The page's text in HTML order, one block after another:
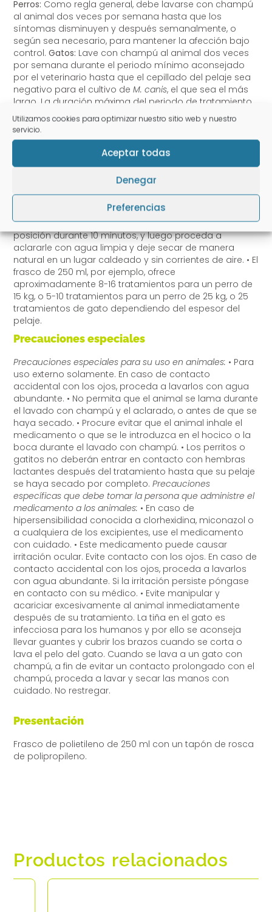
Utilizamos cookies para optimizar nuestro sitio web y nuestro
servicio.
Aceptar todas
Denegar
Preferencias
Perros: Como regla general, debe lavarse con champú
al animal dos veces por semana hasta que los
síntomas disminuyen y después semanalmente, o
según sea necesario, para mantener la afección bajo
control.Gatos: Lave con champú al animal dos veces
por semana durante el periodo mínimo aconsejado
por el veterinario hasta que el cepillado del pelaje sea
negativo para el cultivo deM. canis, el que sea el más
largo. La duración máxima del periodo de tratamiento
no deberá superar las 16 semanas. Deberá consultar al
veterinario sobre si es necesario esquilar el pelaje del
gato antes del tratamiento. • Moje por completo al
animal con agua limpia y aplique y masajee el
Champú para perros y gatos, en diversos
puntos de su pelaje. Use suficiente champú para que
forme una espuma sobre el pelaje y la piel. Asegure
que el champú sea aplicado alrededor de los labios,
debajo de la cola y entre los dedos de las patas
traseras. Deje que el animal permanezca en su
posición durante 10 minutos, y luego proceda a
aclararle con agua limpia y deje secar de manera
natural en un lugar caldeado y sin corrientes de aire. • El
frasco de 250 ml, por ejemplo, ofrece
aproximadamente 8-16 tratamientos para un perro de
15 kg, o 5-10 tratamientos para un perro de 25 kg, o 25
tratamientos de gato dependiendo del espesor del
pelaje.
Precauciones especiales
Precauciones especiales para su uso en animales:
uso externo solamente. En caso de contacto
accidental con los ojos, proceda a lavarlos con agua
abundante. • No permita que el animal se lama durante
el lavado con champú y el aclarado, o antes de que se
haya secado. • Procure evitar que el animal inhale el
medicamento o que se le introduzca en el hocico o la
boca durante el lavado con champú. • Los perritos o
gatitos no deberán entrar en contacto con hembras
lactantes después del tratamiento hasta que su pelaje
se haya secado por completo.Precauciones
específicas que debe tomar la persona que administre el
medicamento a los animales:
hipersensibilidad conocida a clorhexidina, miconazol o
a cualquiera de los excipientes, use el medicamento
con cuidado. • Este medicamento puede causar
irritación ocular. Evite contacto con los ojos. En caso de
contacto accidental con los ojos, proceda a lavarlos
con agua abundante. Si la irritación persiste póngase
en contacto con su médico. • Evite manipular y
acariciar excesivamente al animal inmediatamente
después de su tratamiento. La tiña en el gato es
infecciosa para los humanos y por ello se aconseja
llevar guantes y cubrir los brazos cuando se corta o
lava el pelo del gato. Cuando se lava a un gato con
champú, a fin de evitar un contacto prolongado con el
champú, proceda a lavar y secar las manos con
cuidado. No restregar.
Presentación
Frasco de polietileno de 250 ml con un tapón de rosca
de polipropileno.
Productos relacionados